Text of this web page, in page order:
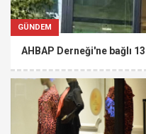
GÜNDEM
AHBAP Derneği'ne bağlı